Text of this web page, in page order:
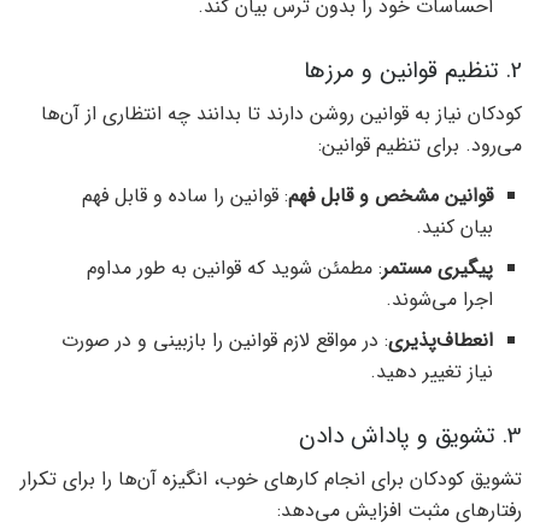
احساسات خود را بدون ترس بیان کند.
2. تنظیم قوانین و مرزها
کودکان نیاز به قوانین روشن دارند تا بدانند چه انتظاری از آن‌ها
می‌رود. برای تنظیم قوانین:
قوانین مشخص و قابل فهم: قوانین را ساده و قابل فهم
بیان کنید.
پیگیری مستمر: مطمئن شوید که قوانین به طور مداوم
اجرا می‌شوند.
انعطاف‌پذیری: در مواقع لازم قوانین را بازبینی و در صورت
نیاز تغییر دهید.
3. تشویق و پاداش دادن
تشویق کودکان برای انجام کارهای خوب، انگیزه آن‌ها را برای تکرار
رفتارهای مثبت افزایش می‌دهد: